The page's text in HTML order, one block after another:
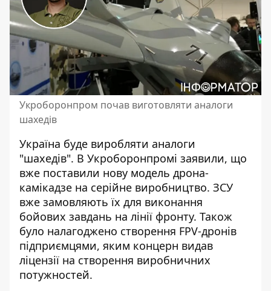
Укроборонпром почав виготовляти аналоги
шахедів
Україна буде виробляти аналоги
"шахедів". В Укроборонпромі заявили, що
вже поставили нову модель дрона-
камікадзе на серійне виробництво. ЗСУ
вже замовляють їх для виконання
бойових завдань на лінії фронту. Також
було налагоджено створення FPV-дронів
підприємцями, яким концерн видав
ліцензії на створення виробничних
потужностей.